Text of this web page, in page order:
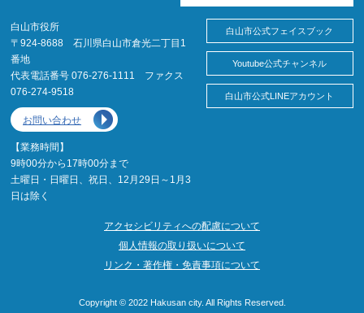
白山市役所
〒924-8688 石川県白山市倉光二丁目1
番地
代表電話番号 076-276-1111 ファクス
076-274-9518
お問い合わせ
【業務時間】
9時00分から17時00分まで
土曜日・日曜日、祝日、12月29日～1月3
日は除く
白山市公式フェイスブック
Youtube公式チャンネル
白山市公式LINEアカウント
アクセシビリティへの配慮について
個人情報の取り扱いについて
リンク・著作権・免責事項について
Copyright © 2022 Hakusan city. All Rights Reserved.